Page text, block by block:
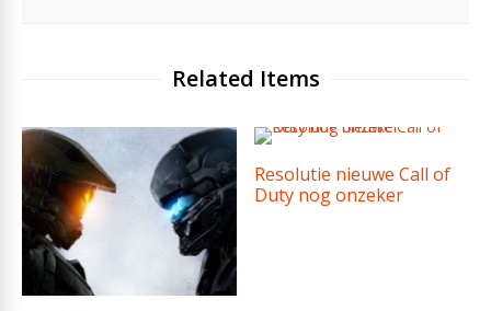
Related Items
Resolutie nieuwe Call of
Duty nog onzeker